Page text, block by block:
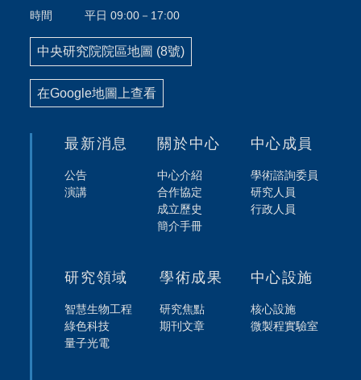
時間
平日 09:00－17:00
中央研究院院區地圖 (8號)
在Google地圖上查看
最新消息
公告
演講
關於中心
中心介紹
合作協定
成立歷史
簡介手冊
中心成員
學術諮詢委員
研究人員
行政人員
研究領域
智慧生物工程
綠色科技
量子光電
學術成果
研究焦點
期刊文章
中心設施
核心設施
微製程實驗室